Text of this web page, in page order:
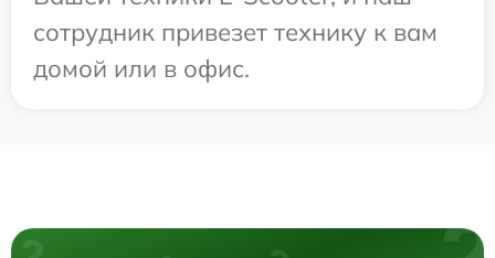
сотрудник привезет технику к вам
домой или в офис.